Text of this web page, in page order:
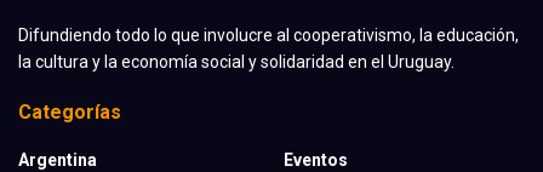
Difundiendo todo lo que involucre al cooperativismo, la educación,
la cultura y la economía social y solidaridad en el Uruguay.
Categorías
Argentina
Eventos